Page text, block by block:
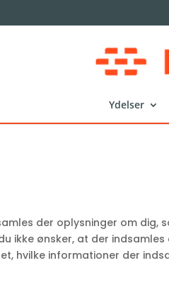
Ydelser
der oplysninger om
ikke ønsker, at der
hvilke informationer der